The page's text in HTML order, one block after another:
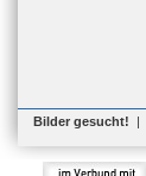
Bilder gesucht! |